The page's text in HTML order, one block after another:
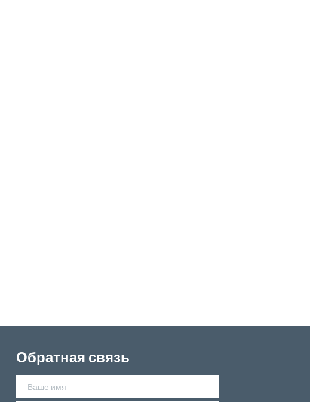
Обратная связь